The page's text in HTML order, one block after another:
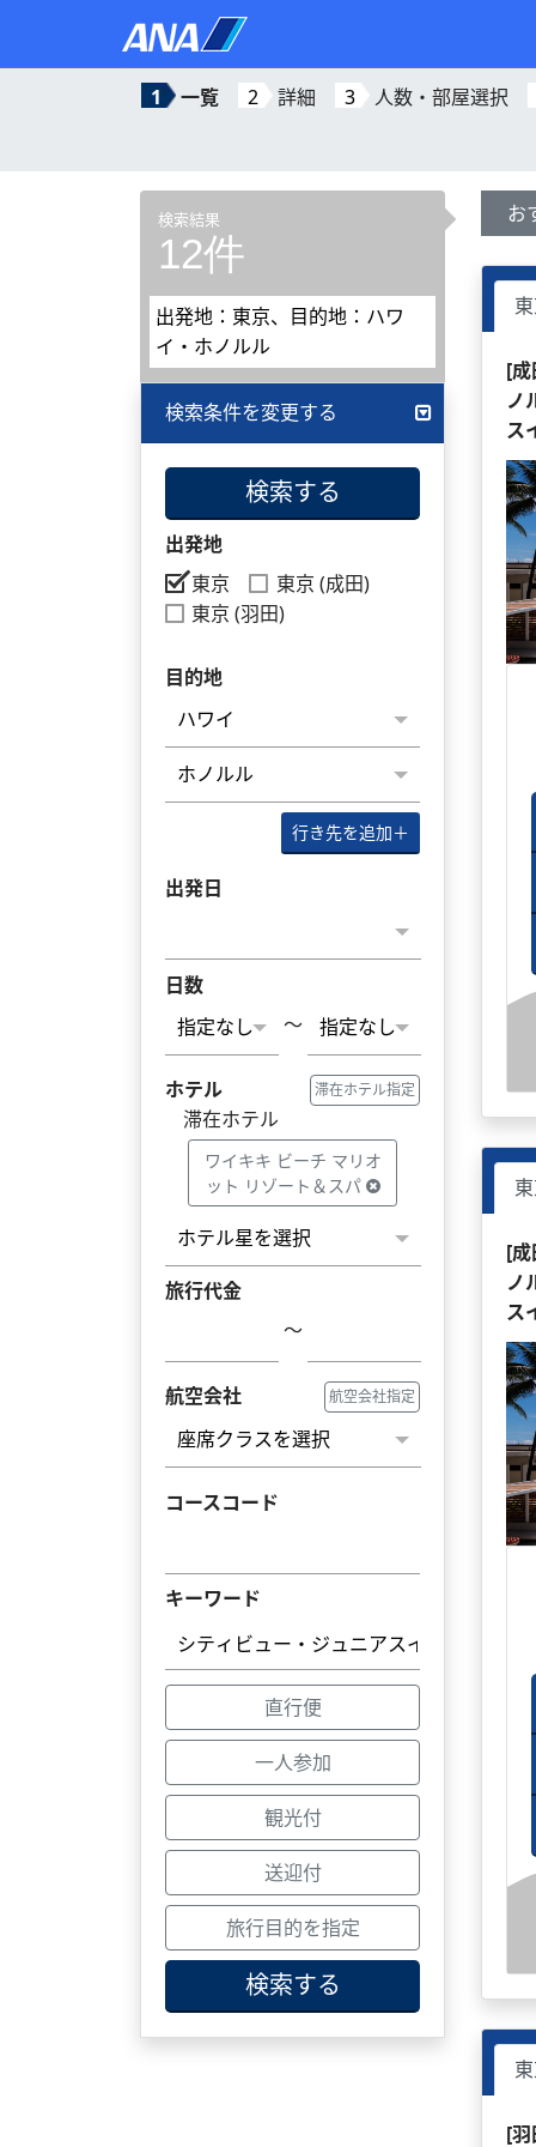
1 一覧 2 詳細 3 人数・部屋選択
検索結果
12件
出発地：東京、目的地：ハワ
イ・ホノルル
検索条件を変更する
検索する
出発地
東京
東京 (成田)
東京 (羽田)
目的地
行き先を追加＋
出発日
日数
～
ホテル 滞在ホテル指定
滞在ホテル
ワイキキ ビーチ マリオ
ット リゾート＆スパ
旅行代金
～
航空会社 航空会社指定
コースコード
キーワード
直行便
一人参加
観光付
送迎付
旅行目的を指定
検索する
お
[
ノ
ス
[
ノ
ス
[